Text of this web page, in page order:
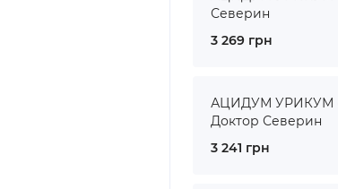
Северин
3 269 грн
АЦИДУМ УРИКУМ ●
Доктор Северин
3 241 грн